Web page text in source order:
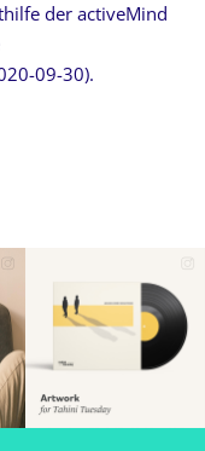
der activeMind
09-30).